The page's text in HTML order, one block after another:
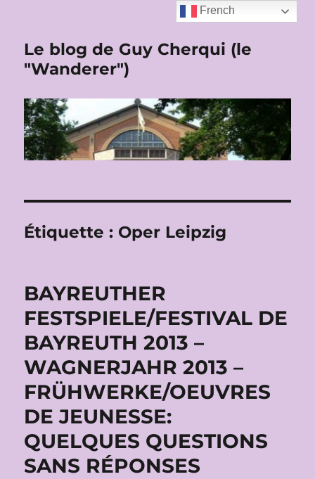
Le blog de Guy Cherqui (le
"Wanderer")
Étiquette : Oper Leipzig
BAYREUTHER
FESTSPIELE/FESTIVAL DE
BAYREUTH 2013 –
WAGNERJAHR 2013 –
FRÜHWERKE/OEUVRES
DE JEUNESSE:
QUELQUES QUESTIONS
SANS RÉPONSES
French